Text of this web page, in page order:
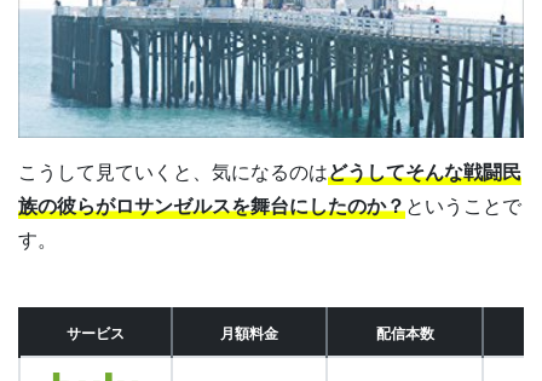
こうして見ていくと、気になるのはどうしてそんな戦闘民
族の彼らがロサンゼルスを舞台にしたのか？ということで
す。
サービス 月額料金 配信本数